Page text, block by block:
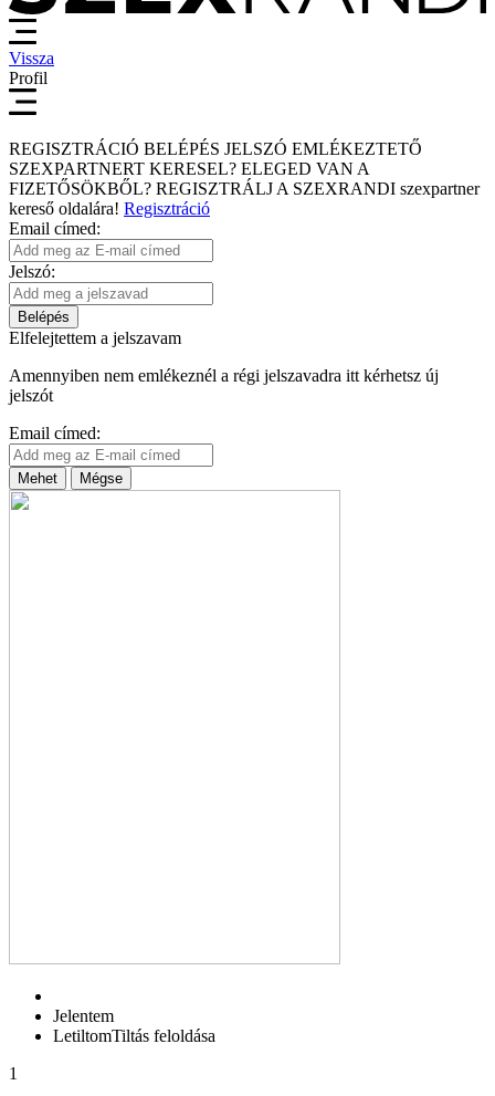
Vissza
Profil
REGISZTRÁCIÓ BELÉPÉS JELSZÓ EMLÉKEZTETŐ
SZEXPARTNERT KERESEL? ELEGED VAN A
FIZETŐSÖKBŐL? REGISZTRÁLJ A SZEXRANDI szexpartner
kereső oldalára! Regisztráció
Email címed:
Jelszó:
Belépés
Elfelejtettem a jelszavam
Amennyiben nem emlékeznél a régi jelszavadra itt kérhetsz új
jelszót
Email címed:
Mehet Mégse
Jelentem
LetiltomTiltás feloldása
1